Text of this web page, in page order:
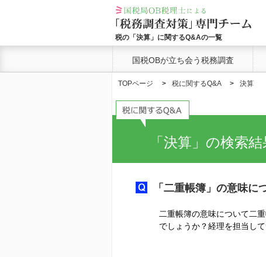
税の「決算」に関するQ&Aの一覧
国税OBが立ち会う税務調査
TOPページ 税に関するQ&A 決算
「決算」の検索結
「二重帳簿」の意味に
二重帳簿の意味について二
でしょうか？経理を担当し